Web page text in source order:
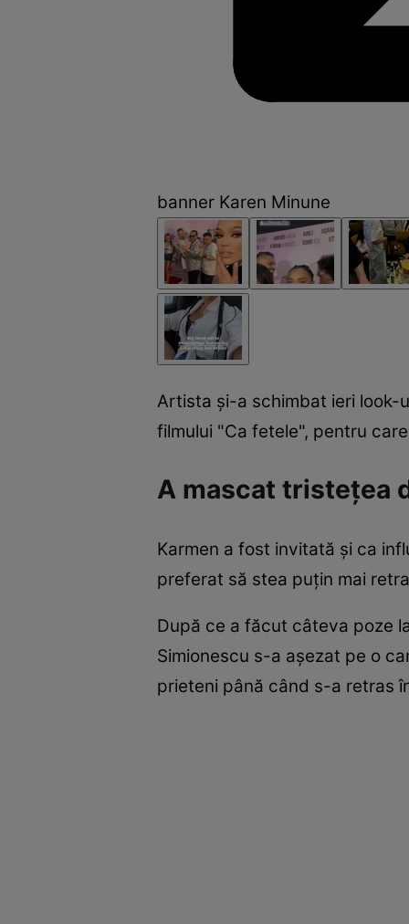
banner Karen Minune
Artista și-a schimbat ieri look-
filmului "Ca fetele", pentru
A mascat tristețea
Karmen a fost invitată și ca
preferat să stea puțin mai
După ce a făcut câteva poze
Simionescu s-a așezat pe o
prieteni până când s-a retras